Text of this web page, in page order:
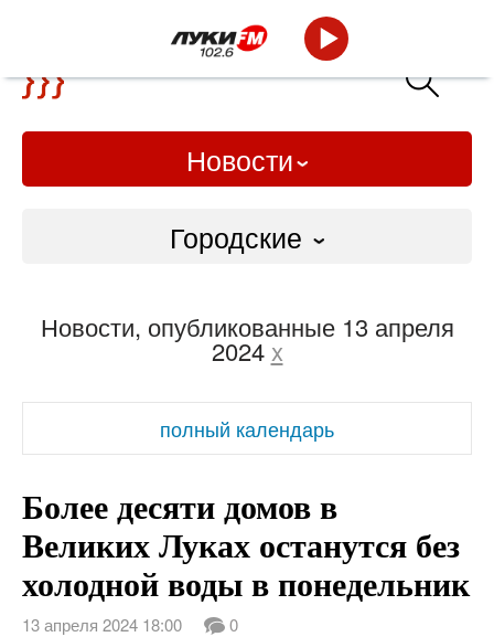
Новости
Городские
Слово Дело
Народные
ВТРК
Новости, опубликованные 13 апреля
2024 x
полный календарь
Более десяти домов в
Великих Луках останутся без
холодной воды в понедельник
13 апреля 2024 18:00 0